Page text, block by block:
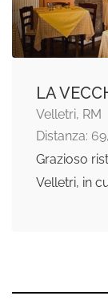
LA
Velletri, RM
Distanza:
Grazioso
Velletri, in